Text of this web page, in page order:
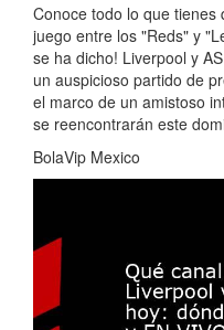
Conoce todo lo que
juego entre los "Reds" y
se ha dicho! Liverpool y
un auspicioso partido de
el marco de un amistoso
se reencontrarán este
BolaVip Mexico